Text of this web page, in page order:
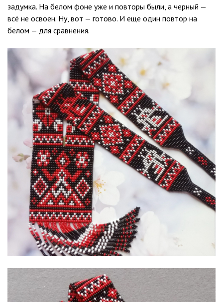
задумка. На белом фоне уже и повторы были, а черный —
всё не освоен. Ну, вот — готово. И еще один повтор на
белом — для сравнения.